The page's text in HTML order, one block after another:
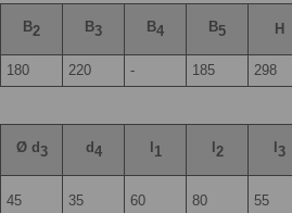
B2 B3 B4 B5 H
180 220 - 185 298
Ø d3 d4 l1 l2 l3
45 35 60 80 55